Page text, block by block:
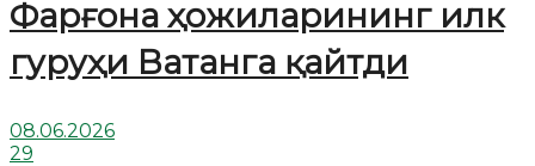
Фарғона ҳожиларининг илк
гуруҳи Ватанга қайтди
08.06.2026
29